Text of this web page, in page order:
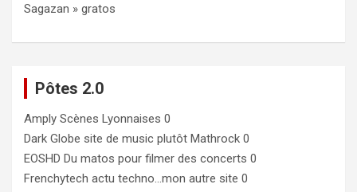
Sagazan » gratos
Pôtes 2.0
Amply Scènes Lyonnaises 0
Dark Globe site de music plutôt Mathrock 0
EOSHD Du matos pour filmer des concerts 0
Frenchytech actu techno…mon autre site 0